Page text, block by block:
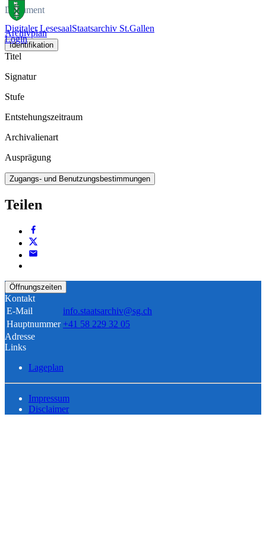
Digitaler LesesaalStaatsarchiv St.Gallen
Login
Dokument
Archivplan
Identifikation
Titel
Signatur
Stufe
Entstehungszeitraum
Archivalienart
Ausprägung
Zugangs- und Benutzungsbestimmungen
Teilen
Öffnungszeiten
Kontakt
E-Mail
info.staatsarchiv@sg.ch
Hauptnummer +41 58 229 32 05
Adresse
Links
Lageplan
Impressum
Disclaimer